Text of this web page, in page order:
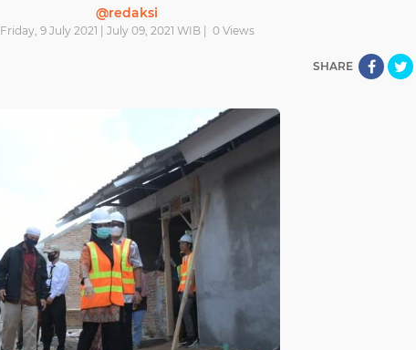
@redaksi
Friday, 9 July 2021 | July 09, 2021 WIB | 0Views
SHARE